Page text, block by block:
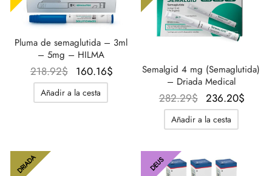
Pluma de semaglutida – 3ml
– 5mg – HILMA
218.92$ El precio
original
era:
160.16$
El precio
Añadir a la cesta
Semalgid 4 mg (Semaglutida)
– Driada Medical
282.29$ El precio
original
era:
236.20$
Añadir a la cesta
DRIADA DEUS